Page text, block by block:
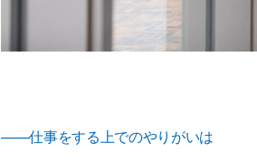
——仕事をする上でのやりがいは